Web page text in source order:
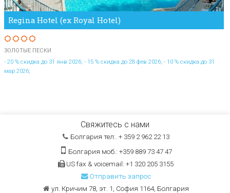
Regina Hotel (ex Royal Hotel)
ЗОЛОТЫЕ ПЕСКИ
- 20 % скидка до 31 янв 2026; - 15 % скидка до 28 фев 2026; - 10 % скидка до 31
мар 2026;
Свяжитесь с нами
Болгария тел:. + 359 2 962 22 13
Болгария моб.: +359 889 73 47 47
US fax & voicemail: +1 320 205 3155
Отправить запрос
ул. Кричим 78, эт. 1, София 1164, Болгария